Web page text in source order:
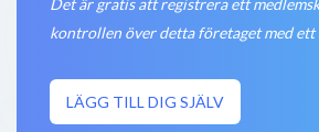
Det är gratis att registrera ett
kontrollen över detta företaget med
LÄGG TILL DIG SJÄLV